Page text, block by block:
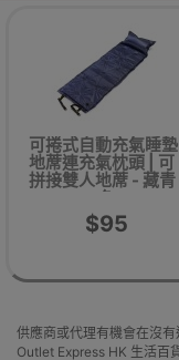
可捲式自動充氣睡墊
地蓆連充氣枕頭 | 可
拼接雙人地蓆 - 藏青
色
$95
供應商或代理有機會在沒
Outlet Express HK 生活百